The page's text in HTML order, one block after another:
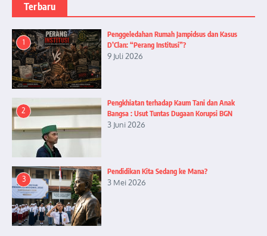
Terbaru
1
Penggeledahan Rumah Jampidsus dan Kasus
D’Clan: “Perang Institusi”?
9 Juli 2026
2
Pengkhiatan terhadap Kaum Tani dan Anak
Bangsa : Usut Tuntas Dugaan Korupsi BGN
3 Juni 2026
3
Pendidikan Kita Sedang ke Mana?
3 Mei 2026